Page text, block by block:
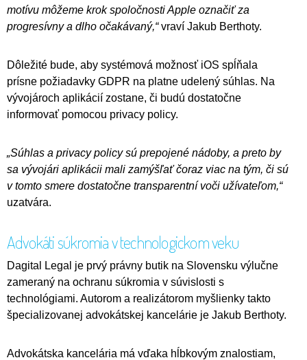
motívu môžeme krok spoločnosti Apple označiť za
progresívny a dlho očakávaný,“vraví Jakub Berthoty.
Dôležité bude, aby systémová možnosť iOS spĺňala
prísne požiadavky GDPR na platne udelený súhlas. Na
vývojároch aplikácií zostane, či budú dostatočne
informovať pomocou privacy policy.
„Súhlas a privacy policy sú prepojené nádoby, a preto by
sa vývojári aplikácii mali zamýšľať čoraz viac na tým, či sú
v tomto smere dostatočne transparentní voči užívateľom,“
uzatvára.
Advokáti súkromia v technologickom veku
Dagital Legal je prvý právny butik na Slovensku výlučne
zameraný na ochranu súkromia v súvislosti s
technológiami. Autorom a realizátorom myšlienky takto
špecializovanej advokátskej kancelárie je Jakub Berthoty.
Advokátska kancelária má vďaka hĺbkovým znalostiam,